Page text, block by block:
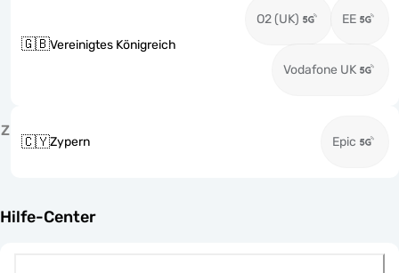
🇬🇧Vereinigtes Königreich
O2 (UK) EE
Vodafone UK
Z
🇨🇾Zypern Epic
Hilfe-Center